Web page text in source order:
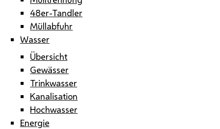
48er-Tandler
Müllabfuhr
Wasser
Übersicht
Gewässer
Trinkwasser
Kanalisation
Hochwasser
Energie